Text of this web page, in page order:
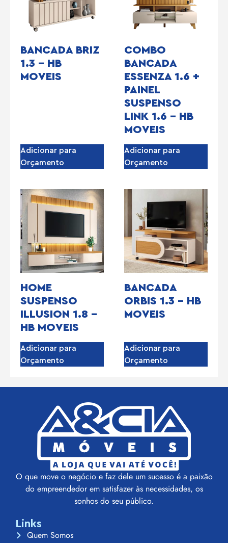
BANCADA BRIZ
1.3 – HB
MOVEIS
Adicionar para
Orçamento
COMBO
BANCADA
ESSENZA 1.6 +
PAINEL
SUSPENSO
LINK 1.6 – HB
MOVEIS
Adicionar para
Orçamento
HOME
SUSPENSO
ILLUSION 1.8 –
HB MOVEIS
Adicionar para
Orçamento
BANCADA
ORBIS 1.3 – HB
MOVEIS
Adicionar para
Orçamento
O que move o negócio e faz dele um sucesso é a paixão
do empreendedor em satisfazer às necessidades, os
sonhos do seu público.
Links
Quem Somos